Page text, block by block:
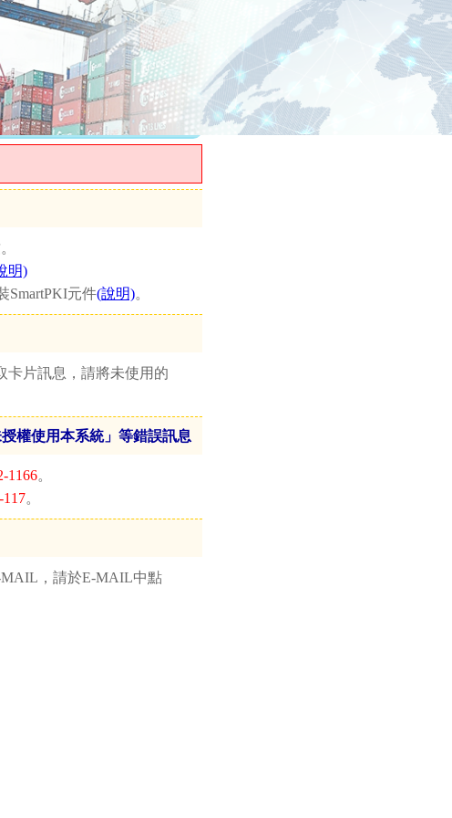
明)
SmartPKI元件(說明)。
卡片訊息，請將未使用的
權使用本系統」等錯誤訊息
1166。
117。
，請於E-MAIL中點